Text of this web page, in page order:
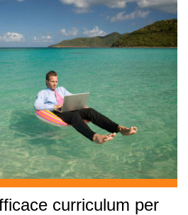
curriculum per